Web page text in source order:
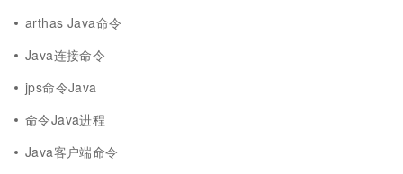
arthas Java命令
Java连接命令
jps命令Java
命令Java进程
Java客户端命令